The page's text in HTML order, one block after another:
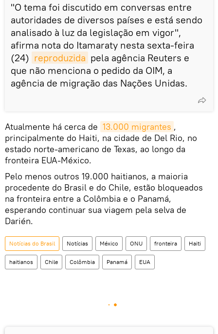
"O tema foi discutido em conversas entre
autoridades de diversos países e está sendo
analisado à luz da legislação em vigor",
afirma nota do Itamaraty nesta sexta-feira
(24) reproduzida pela agência Reuters e
que não menciona o pedido da OIM, a
agência de migração das Nações Unidas.
Atualmente há cerca de 13.000 migrantes ,
principalmente do Haiti, na cidade de Del Rio, no
estado norte-americano de Texas, ao longo da
fronteira EUA-México.
Pelo menos outros 19.000 haitianos, a maioria
procedente do Brasil e do Chile, estão bloqueados
na fronteira entre a Colômbia e o Panamá,
esperando continuar sua viagem pela selva de
Darién.
Notícias do Brasil Notícias México ONU fronteira Haiti
haitianos Chile Colômbia Panamá EUA